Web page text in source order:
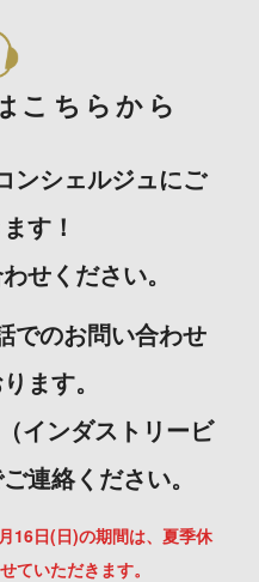
こちらから
ンシェルジュにご
す！
せください。
でのお問い合わせ
ます。
インダストリービ
連絡ください。
16日(日)の期間は、夏季休
ていただきます。